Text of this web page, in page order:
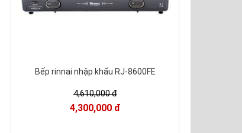
Bếp rinnai nhập khẩu RJ-8600FE
4,610,000 đ
4,300,000 đ